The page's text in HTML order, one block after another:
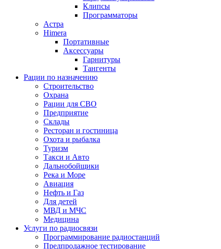
Клипсы
Программаторы
Астра
Himera
Портативные
Аксессуары
Гарнитуры
Тангенты
Рации по назначению
Строительство
Охрана
Рации для СВО
Предприятие
Склады
Ресторан и гостиница
Охота и рыбалка
Туризм
Такси и Авто
Дальнобойщики
Река и Море
Авиация
Нефть и Газ
Для детей
МВД и МЧС
Медицина
Услуги по радиосвязи
Программирование радиостанций
Предпродажное тестирование